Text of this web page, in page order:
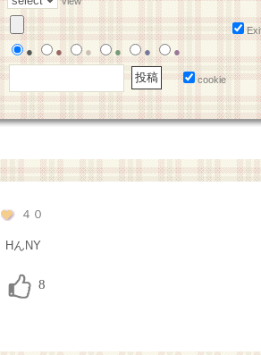
● ● ● ● ●
●
cookie
４０
HんNY